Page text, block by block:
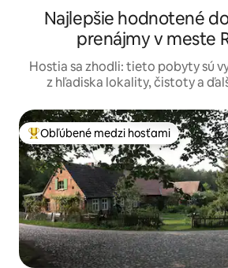
Najlepšie hodnotené
prenájmy v meste
Hostia sa zhodli: tieto pobyty sú
z hľadiska lokality, čistoty a
Najobľúbenejšie medzi hosťami
Obľúbené medzi hosťami